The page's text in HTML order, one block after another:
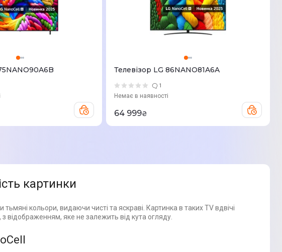
Телевізор LG 86NANO81A6A
1
Немає в наявності
64 999₴
картинки
кольори, видаючи чисті та яскраві. Картинка в таких TV вдвічі
відображенням, яке не залежить від кута огляду.